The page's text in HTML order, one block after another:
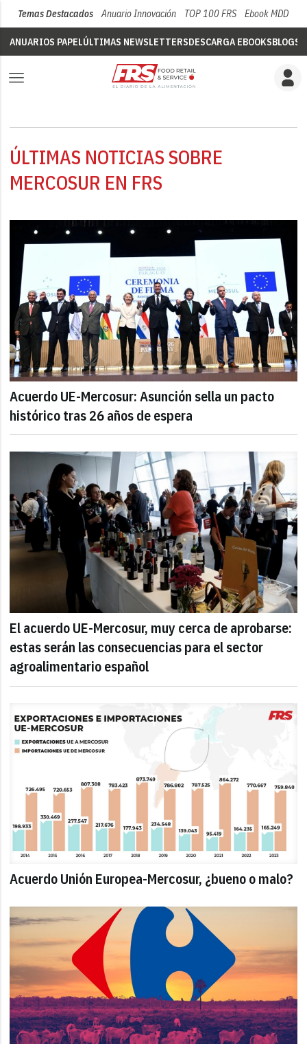
Temas Destacados Anuario Innovación TOP 100 FRS Ebook MDD
ANUARIOS PAPELÚLTIMAS NEWSLETTERSDESCARGA EBOOKSBLOGS
ÚLTIMAS NOTICIAS SOBRE
MERCOSUR EN FRS
Acuerdo UE-Mercosur: Asunción sella un pacto
histórico tras 26 años de espera
El acuerdo UE-Mercosur, muy cerca de aprobarse:
estas serán las consecuencias para el sector
agroalimentario español
Acuerdo Unión Europea-Mercosur, ¿bueno o malo?